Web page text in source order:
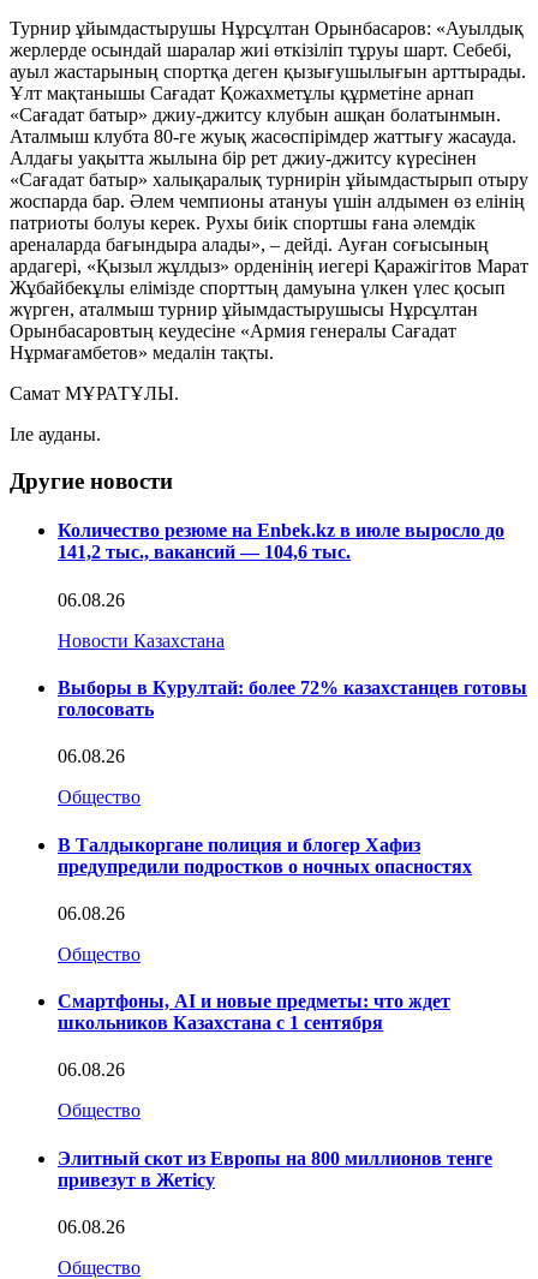
Турнир ұйымдастырушы Нұрсұлтан Орынбасаров: «Ауылдық
жерлерде осындай шаралар жиі өткізіліп тұруы шарт. Себебі,
ауыл жастарының спортқа деген қызығушылығын арттырады.
Ұлт мақтанышы Сағадат Қожахметұлы құрметіне арнап
«Сағадат батыр» джиу-джитсу клубын ашқан болатынмын.
Аталмыш клубта 80-ге жуық жасөспірімдер жаттығу жасауда.
Алдағы уақытта жылына бір рет джиу-джитсу күресінен
«Сағадат батыр» халықаралық турнирін ұйымдастырып отыру
жоспарда бар. Әлем чемпионы атануы үшін алдымен өз елінің
патриоты болуы керек. Рухы биік спортшы ғана әлемдік
ареналарда бағындыра алады», – дейді. Ауған соғысының
ардагері, «Қызыл жұлдыз» орденінің иегері Қаражігітов Марат
Жұбайбекұлы елімізде спорттың дамуына үлкен үлес қосып
жүрген, аталмыш турнир ұйымдастырушысы Нұрсұлтан
Орынбасаровтың кеудесіне «Армия генералы Сағадат
Нұрмағамбетов» медалін тақты.
Самат МҰРАТҰЛЫ.
Іле ауданы.
Другие новости
Количество резюме на Enbek.kz в июле выросло до
141,2 тыс., вакансий — 104,6 тыс.
06.08.26
Новости Казахстана
Выборы в Курултай: более 72% казахстанцев готовы
голосовать
06.08.26
Общество
В Талдыкоргане полиция и блогер Хафиз
предупредили подростков о ночных опасностях
06.08.26
Общество
Смартфоны, AI и новые предметы: что ждет
школьников Казахстана с 1 сентября
06.08.26
Общество
Элитный скот из Европы на 800 миллионов тенге
привезут в Жетісу
06.08.26
Общество